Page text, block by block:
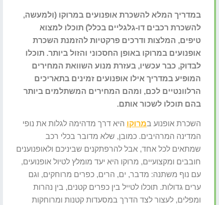
במדריך המלא להשכרת אופנועים במרוקו (ולמעשה,
להשכרת רכבים דו-גלגליים בכלל) תוכלו למצוא
טיפים, המלצות ודרכים פרקטיות להזמנת השכרת
אופנועים במרוקו באופן החסכוני והזול ביותר. תוכלו
לבדוק, כבר עכשיו, בעזרת מנוע השוואת המחירים
המופיע במדריך אילו אופנועים זמינים בתאריכים
הרלוונטיים לכם, ומהם המחירים המשתלמים ביותר
בהם תוכלו לשכור אותם.
השכרת אופנוע במרוקו היא דרך מדהימה לגלות את נופי
המדינה המרהיבים. כמובן, שלא מדובר בכלי רכב
שמתאים לכל אחד, אבל להרפתקנים שביניכם ולאופנוענים
חובבים ומקצועיים, מרוקו היא יעד מומלץ לטיול אופנועים,
עם נוף משתנה: מדבר, ים, הרים, כפרים מרוחקים, וגם
ערים גדולות. תוכלו לטייל בין כפרים קטנים, בין נהרות
ומפלים, לעצור לצד הדרך במסעדות קטנות ומרוחקות